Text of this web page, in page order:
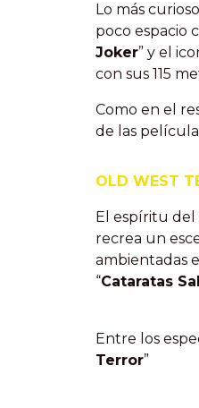
Lo más
poco espacio
Joker” y el
con sus 115
Como en el
de las
OLD WEST
El espíritu del
recrea un
ambientadas
“Cataratas
Entre los
Terror”